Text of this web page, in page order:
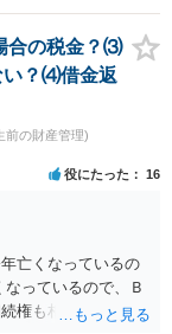
弁護士の先生をさ
戸惑っておりま
話してみた感じや説
。 書類が届いたば
みると良いと思い
もありますし、は
けではありませ
合の税金？⑶
い？⑷借金返
前の財産管理)
役にたった 16
亡くなっているの
っているので、Ｂ
権も相続すること